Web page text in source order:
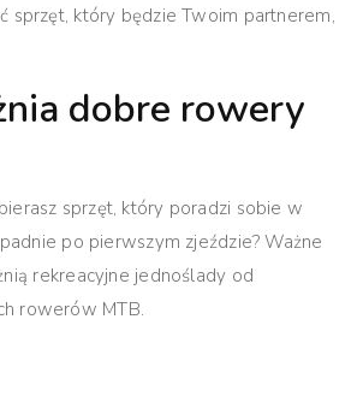
sprzęt, który będzie Twoim partnerem,
dobre rowery
sprzęt, który poradzi sobie w
po pierwszym zjeździe? Ważne
rekreacyjne jednoślady od
rowerów MTB.